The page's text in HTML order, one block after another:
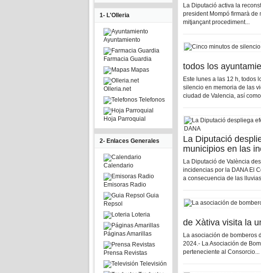
1- L'Olleria
Ayuntamiento
Farmacia Guardia
Mapas
Olleria.net
Telefonos
Hoja Parroquial
2- Enlaces Generales
Calendario
Emisoras Radio
Guia
Repsol
Loteria
Páginas Amarillas
Prensa Revistas
Televisión
La Diputació activa la
president Mompó firmarà de
mitjançant procediment...
todos los
Este lunes a las 12 h, todos
silencio en memoria de las
ciudad de Valencia, así
La Diputació
municipios en las
La Diputació de València
incidencias por la DANA El
a consecuencia de las
de Xàtiva visita la
La asociación de bomberos
2024.- La Asociación de
perteneciente al Consorcio...